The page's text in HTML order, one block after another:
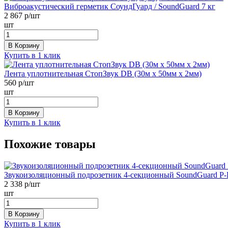
Виброакустический герметик СоундГуард / SoundGuard 7 кг
2 867 р/шт
шт
В Корзину
Купить в 1 клик
Лента уплотнительная СтопЗвук DB (30м х 50мм х 2мм)
560 р/шт
шт
В Корзину
Купить в 1 клик
Похожие товары
Звукоизоляционный подрозетник 4-секционный SoundGuard
2 338 р/шт
шт
В Корзину
Купить в 1 клик